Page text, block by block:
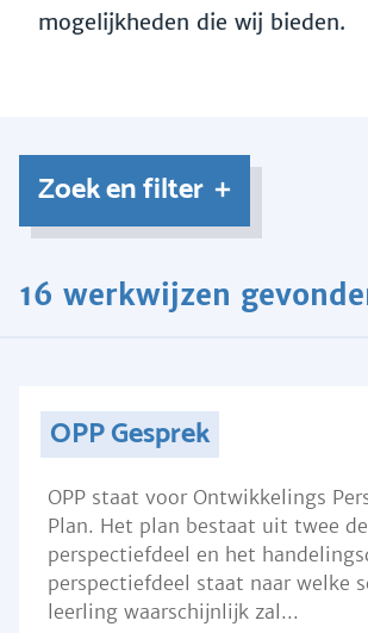
mogelijkheden die wij bieden.
Zoek en filter
16 werkwijzen
OPP Gesprek
OPP staat voor Ontwikkelings
Plan. Het plan bestaat uit twee
perspectiefdeel en het
perspectiefdeel staat naar welke
leerling waarschijnlijk zal...